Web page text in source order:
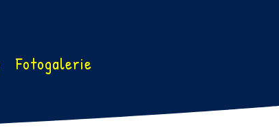
Fotogalerie